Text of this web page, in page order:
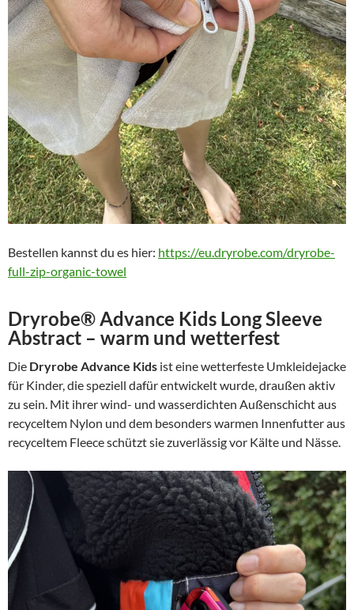
Bestellen kannst du es hier: https://eu.dryrobe.com/dryrobe-
full-zip-organic-towel
Dryrobe® Advance Kids Long Sleeve
Abstract – warm und wetterfest
Die Dryrobe Advance Kids ist eine wetterfeste Umkleidejacke
für Kinder, die speziell dafür entwickelt wurde, draußen aktiv
zu sein. Mit ihrer wind- und wasserdichten Außenschicht aus
recyceltem Nylon und dem besonders warmen Innenfutter aus
recyceltem Fleece schützt sie zuverlässig vor Kälte und Nässe.